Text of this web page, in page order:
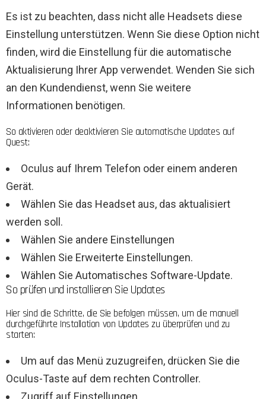
Es ist zu beachten, dass nicht alle Headsets diese
Einstellung unterstützen. Wenn Sie diese Option nicht
finden, wird die Einstellung für die automatische
Aktualisierung Ihrer App verwendet. Wenden Sie sich
an den Kundendienst, wenn Sie weitere
Informationen benötigen.
So aktivieren oder deaktivieren Sie automatische Updates auf
Quest:
Oculus auf Ihrem Telefon oder einem anderen
Gerät.
Wählen Sie das Headset aus, das aktualisiert
werden soll.
Wählen Sie andere Einstellungen
Wählen Sie Erweiterte Einstellungen.
Wählen Sie Automatisches Software-Update.
So prüfen und installieren Sie Updates
Hier sind die Schritte, die Sie befolgen müssen, um die manuell
durchgeführte Installation von Updates zu überprüfen und zu
starten:
Um auf das Menü zuzugreifen, drücken Sie die
Oculus-Taste auf dem rechten Controller.
Zugriff auf Einstellungen